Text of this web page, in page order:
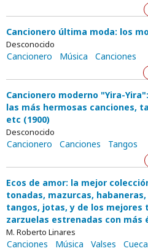
Cancionero última moda: los
Desconocido
Cancionero Música
Canciones
Cancionero moderno "Yira-
las más hermosas canciones,
etc (1900)
Desconocido
Cancionero Canciones
Tangos
Ecos de amor: la mejor
tonadas, mazurcas,
tangos, jotas, y de los mejores
zarzuelas estrenadas con más
M. Roberto Linares
Canciones Música Valses